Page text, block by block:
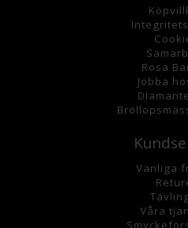
K
Rosa
Jobba
Vanliga
Våra